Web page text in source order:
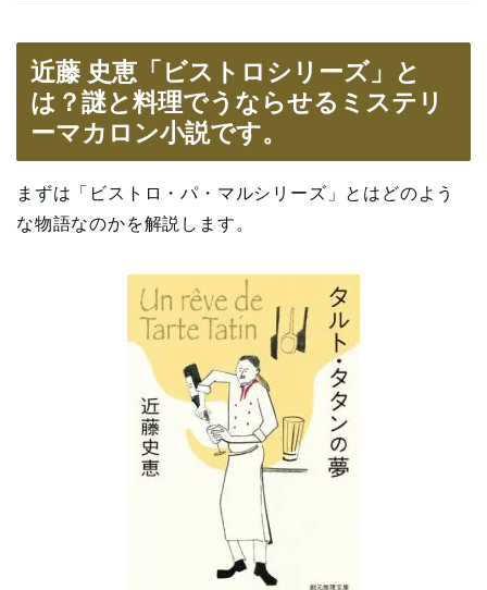
近藤 史恵「ビストロシリーズ」と
は？謎と料理でうならせるミステリ
ーマカロン小説です。
まずは「ビストロ・パ・マルシリーズ」とはどのよう
な物語なのかを解説します。